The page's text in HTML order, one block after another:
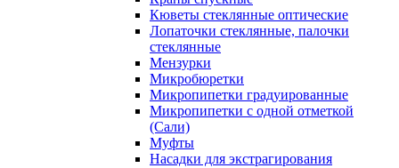
Кюветы стеклянные оптические
Лопаточки стеклянные, палочки
стеклянные
Мензурки
Микробюретки
Микропипетки градуированные
Микропипетки с одной отметкой
(Сали)
Муфты
Насадки для экстрагирования